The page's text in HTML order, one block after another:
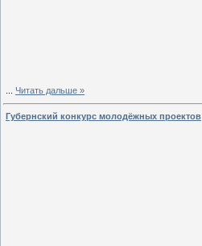
Читать дальше »
Губернский конкурс молодёжных проектов